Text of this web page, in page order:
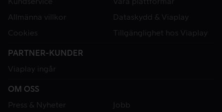
Allmänna villkor
Dataskydd & Viaplay
Cookies
Tillgänglighet hos Viaplay
PARTNER-KUNDER
Viaplay ingår
OM OSS
Press & Nyheter
Jobb